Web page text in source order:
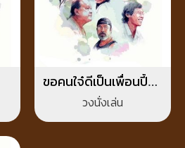
ขอคนใจ๋ดีเป็นเพื่อนปี้สัก
คน
วงนั่งเล่น